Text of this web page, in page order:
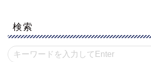
検索